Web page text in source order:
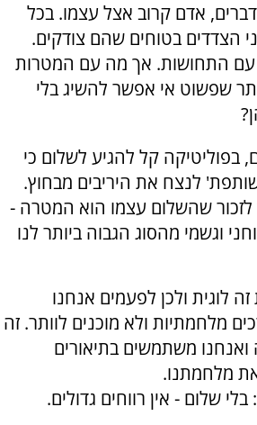
אדם קרוב אצל עצמו. בכל
הצדדים בטוחים שהם צודקים.
עם התחושות. אך מה עם המטרות
שפשוט אי אפשר להשיג בלי
בפוליטיקה קל להגיע לשלום כי
לנצח את היריבים מבחוץ.
לזכור שהשלום עצמו הוא המטרה -
וגשמי מהסוג הגבוה ביותר לנו
לוגית ולכן לפעמים אנחנו
מלחמתיות ולא מוכנים לוותר. זה
משתמשים בתיאורים
מלחמתנו.
שלום - אין רווחים גדולים.